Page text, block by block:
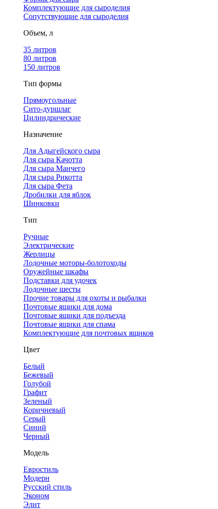
Комплектующие для сыроделия
Сопутствующие для сыроделия
Объем, л
35 литров
80 литров
150 литров
Тип формы
Прямоугольные
Сито-дуршлаг
Цилиндрические
Назначение
Для Адыгейского сыра
Для сыра Качотта
Для сыра Манчего
Для сыра Рикотта
Для сыра Фета
Дробилки для яблок
Шинковки
Тип
Ручные
Электрические
Жерлицы
Лодочные моторы-болотоходы
Оружейные шкафы
Подставки для удочек
Лодочные шесты
Прочие товары для охоты и рыбалки
Почтовые ящики для дома
Почтовые ящики для подъезда
Почтовые ящики для спама
Комплектующие для почтовых ящиков
Цвет
Белый
Бежевый
Голубой
Графит
Зеленый
Коричневый
Серый
Синий
Черный
Модель
Евростиль
Модерн
Русский стиль
Эконом
Элит